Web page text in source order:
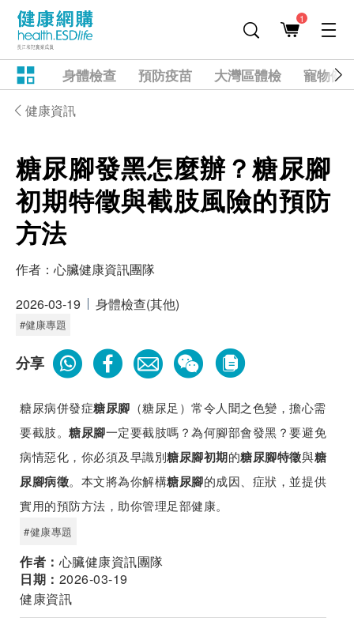
1
身體檢查 預防疫苗 大灣區體檢 寵物健
健康資訊
糖尿腳發黑怎麼辦？糖尿腳
初期特徵與截肢風險的預防
方法
作者： 心臟健康資訊團隊
2026-03-19
身體檢查(其他)
#健康專題
分享
糖尿病併發症糖尿腳 （糖尿足）常令人聞之色變，擔心需
要截肢。糖尿腳一定要截肢嗎？為何腳部會發黑？要避免
病情惡化，你必須及早識別糖尿腳初期的糖尿腳特徵與糖
尿腳病徵。本文將為你解構糖尿腳的成因、症狀，並提供
實用的預防方法，助你管理足部健康。
#健康專題
作者： 心臟健康資訊團隊
日期： 2026-03-19
健康資訊